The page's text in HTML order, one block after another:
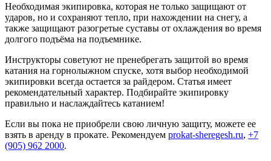
Необходимая экипировка, которая не только защищают от
ударов, но и сохраняют тепло, при нахождении на снегу, а
также защищают разогретые суставы от охлаждения во время
долгого подъёма на подъемнике.
Инструкторы советуют не пренебрегать защитой во время
катания на горнолыжном спуске, хотя выбор необходимой
экипировки всегда остается за райдером. Статья имеет
рекомендательный характер. Подбирайте экипировку
правильно и наслаждайтесь катанием!
Если вы пока не приобрели свою личную защиту, можете ее
взять в аренду в прокате. Рекомендуем prokat-sheregesh.ru, +7
(905) 962 2000.